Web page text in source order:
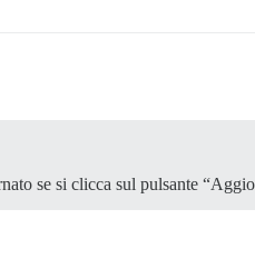
se si clicca sul pulsante